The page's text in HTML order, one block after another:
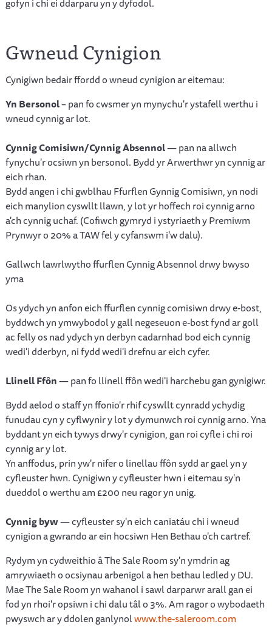
Gwneud Cynigion
Cynigiwn bedair ffordd o wneud cynigion ar eitemau:
Yn Bersonol– pan fo cwsmer yn mynychu'r ystafell werthu i
wneud cynnig ar lot.
Cynnig Comisiwn/Cynnig Absennol— pan na allwch
fynychu'r ocsiwn yn bersonol. Bydd yr Arwerthwr yn cynnig ar
eich rhan.
Bydd angen i chi gwblhau Ffurflen Gynnig Comisiwn, yn nodi
eich manylion cyswllt llawn, y lot yr hoffech roi cynnig arno
a'ch cynnig uchaf. (Cofiwch gymryd i ystyriaeth y Premiwm
Prynwyr o 20% a TAW fel y cyfanswm i'w dalu).
Gallwch lawrlwytho ffurflen Cynnig Absennol drwy bwyso
yma
Os ydych yn anfon eich ffurflen cynnig comisiwn drwy e-bost,
byddwch yn ymwybodol y gall negeseuon e-bost fynd ar goll
ac felly os nad ydych yn derbyn cadarnhad bod eich cynnig
wedi'i dderbyn, ni fydd wedi'i drefnu ar eich cyfer.
Llinell Ffôn— pan fo llinell ffôn wedi'i harchebu gan gynigiwr.
Bydd aelod o staff yn ffonio'r rhif cyswllt cynradd ychydig
funudau cyn y cyflwynir y lot y dymunwch roi cynnig arno. Yna
byddant yn eich tywys drwy'r cynigion, gan roi cyfle i chi roi
cynnig ar y lot.
Yn anffodus, prin yw'r nifer o linellau ffôn sydd ar gael yn y
cyfleuster hwn. Cynigiwn y cyfleuster hwn i eitemau sy'n
dueddol o werthu am £200 neu ragor yn unig.
Cynnig byw— cyfleuster sy'n eich caniatáu chi i wneud
cynigion a gwrando ar ein hocsiwn Hen Bethau o'ch cartref.
Rydym yn cydweithio â The Sale Room sy'n ymdrin ag
amrywiaeth o ocsiynau arbenigol a hen bethau ledled y DU.
Mae The Sale Room yn wahanol i sawl darparwr arall gan ei
fod yn rhoi'r opsiwn i chi dalu tâl o 3%. Am ragor o wybodaeth
pwyswch ar y ddolen ganlynolwww.the-saleroom.com